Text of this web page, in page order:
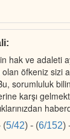
:
hak ve adaleti
öfkeniz sizi
sorumluluk
karşı
(5/42) - (6/152)